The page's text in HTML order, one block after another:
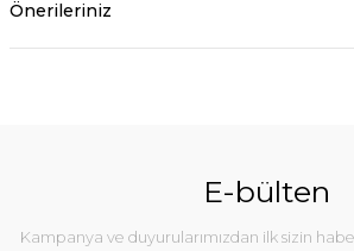
Önerileriniz
E-bülten
Kampanya ve duyurularımızdan ilk sizin